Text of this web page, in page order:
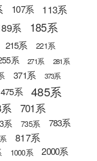
107系 113系
系 185系
215系 221系
系 271系
281系
371系 373系
系 485系
701系
系 735系 783系
817系
1000系 2000系